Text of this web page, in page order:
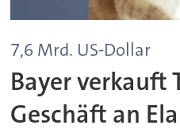
7,6 Mrd. US-Dollar
Bayer verkauft
Geschäft an